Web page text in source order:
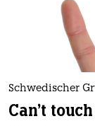
Schwedischer
Can't